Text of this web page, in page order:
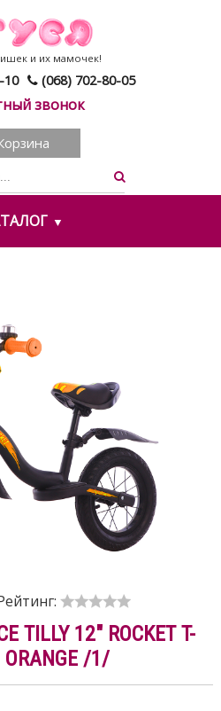
10 (068) 702-80-05
звонок
и их мамочек!
TILLY 12" ROCKET T-
/1/